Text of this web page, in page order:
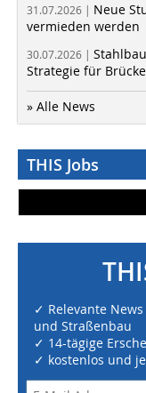
31.07.2026 | Neue
vermieden werden
30.07.2026 |
Strategie für
» Alle News
THIS Jobs
✓ Relevante
und Straßenbau
✓ 14-tägige
✓ kostenlos und